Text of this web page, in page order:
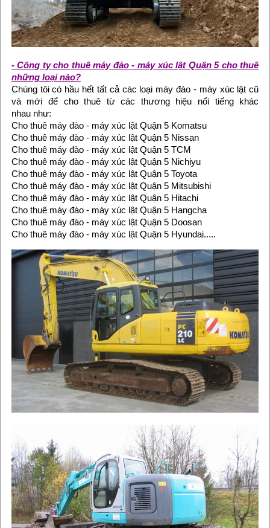
- Công ty cho thuê máy đào - máy xúc lật Quận 5 cho thuê
những loại nào?
Chúng tôi có hầu hết tất cả các loại máy đào - máy xúc lật cũ
và mới để cho thuê từ các thương hiệu nổi tiếng khác
nhau như:
Cho thuê máy đào - máy xúc lật Quận 5 Komatsu
Cho thuê máy đào - máy xúc lật Quận 5 Nissan
Cho thuê máy đào - máy xúc lật Quận 5 TCM
Cho thuê máy đào - máy xúc lật Quận 5 Nichiyu
Cho thuê máy đào - máy xúc lật Quận 5 Toyota
Cho thuê máy đào - máy xúc lật Quận 5 Mitsubishi
Cho thuê máy đào - máy xúc lật Quận 5 Hitachi
Cho thuê máy đào - máy xúc lật Quận 5 Hangcha
Cho thuê máy đào - máy xúc lật Quận 5 Doosan
Cho thuê máy đào - máy xúc lật Quận 5 Hyundai.....